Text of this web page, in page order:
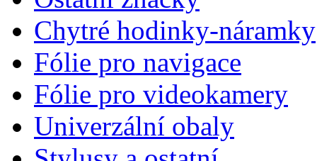
Chytré hodinky-náramky
Fólie pro navigace
Fólie pro videokamery
Univerzální obaly